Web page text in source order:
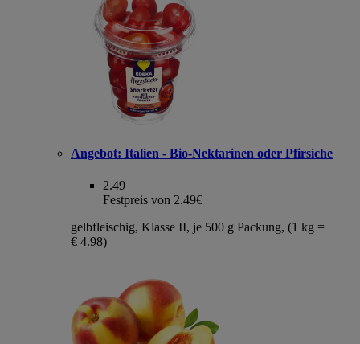
Angebot: Italien - Bio-Nektarinen oder Pfirsiche
2.49
Festpreis von 2.49€
gelbfleischig, Klasse II, je 500 g Packung, (1 kg =
€ 4.98)